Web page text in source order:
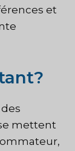
et
mettent